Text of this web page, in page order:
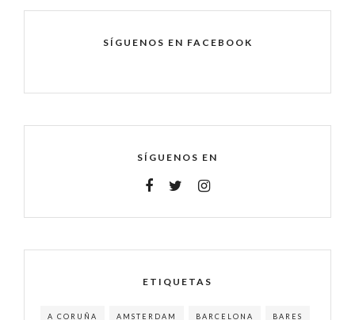
SÍGUENOS EN FACEBOOK
SÍGUENOS EN
ETIQUETAS
A CORUÑA AMSTERDAM BARCELONA BARES